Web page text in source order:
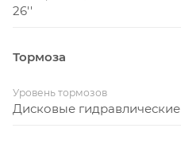
26''
Тормоза
Уровень тормозов
Дисковые гидравлические